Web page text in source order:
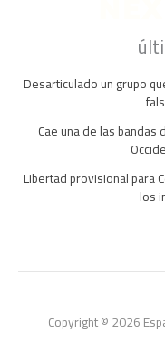
Desarticulado un grupo
Cae una de las
Libertad provisional para
los
Copyright © 2026